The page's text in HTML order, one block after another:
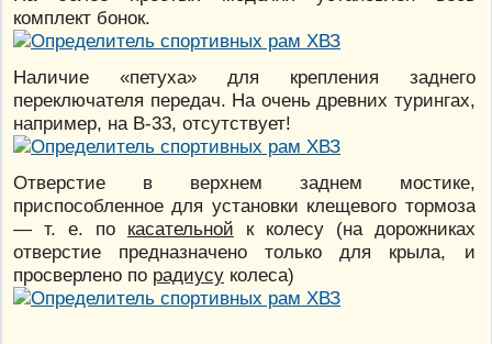
комплект бонок.
Наличие «петуха» для крепления заднего
переключателя передач. На очень древних турингах,
например, на В-33, отсутствует!
Отверстие в верхнем заднем мостике,
приспособленное для установки клещевого тормоза
— т. е. по касательной к колесу (на дорожниках
отверстие предназначено только для крыла, и
просверлено по радиусу колеса)